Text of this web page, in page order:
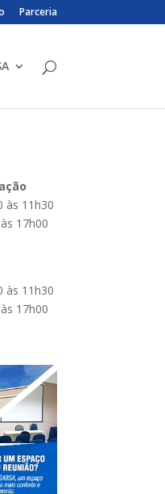
Parceria
às 11h30
17h00
às 11h30
17h00